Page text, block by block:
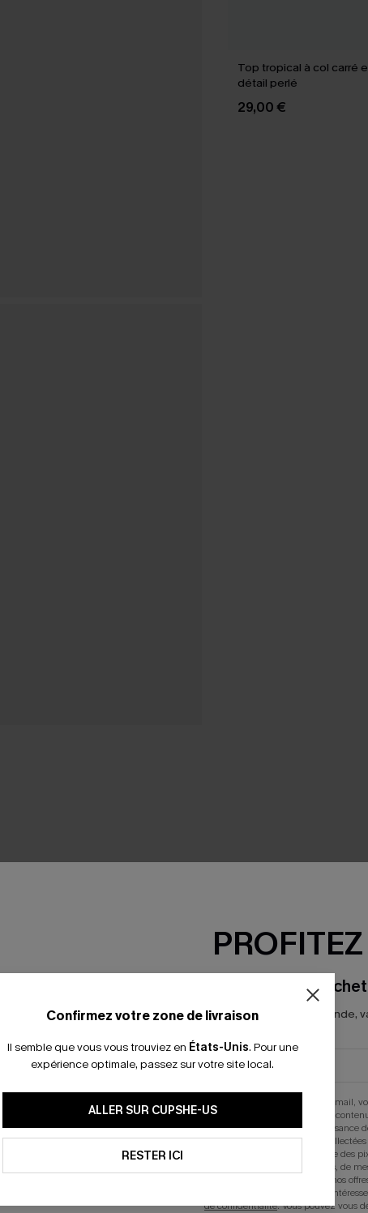
Top tropical à col carré
détail perlé
29,00 €
Confirmez votre zone de livraison
Il semble que vous vous trouviez en États-Unis. Pour une
expérience optimale, passez sur votre site local.
ALLER SUR CUPSHE-US
RESTER ICI
-15% dès 2
*Un code par commande,
En soumettant votre adresse e-mail,
mails marketing (y compris du
reconnaissez avoir pris connaissance
pouvons utiliser les données
technologies de suivi, telles que des
savoir si ceux-ci ont été ouverts, de
personnaliser nos contenus et nos
produits susceptibles de vous
de confidentialité. Vous pouvez vous